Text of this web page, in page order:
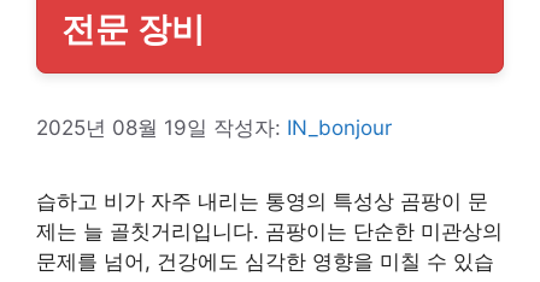
전문 장비
2025년 08월 19일 작성자: IN_bonjour
습하고 비가 자주 내리는 통영의 특성상 곰팡이 문
제는 늘 골칫거리입니다. 곰팡이는 단순한 미관상의
문제를 넘어, 건강에도 심각한 영향을 미칠 수 있습